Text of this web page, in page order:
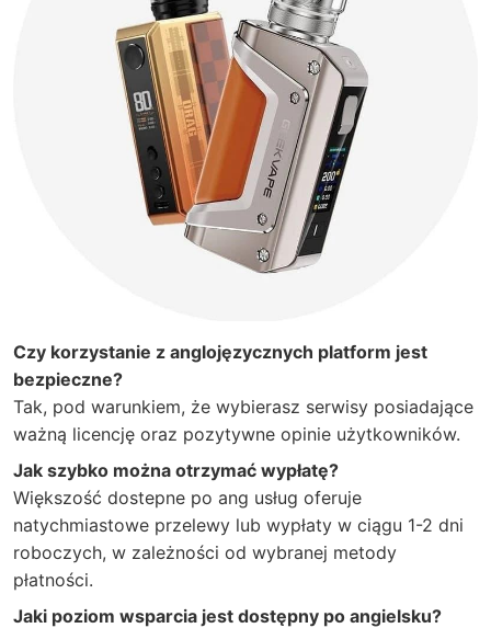
Czy korzystanie z anglojęzycznych platform jest
bezpieczne?
Tak, pod warunkiem, że wybierasz serwisy posiadające
ważną licencję oraz pozytywne opinie użytkowników.
Jak szybko można otrzymać wypłatę?
Większość dostepne po ang usług oferuje
natychmiastowe przelewy lub wypłaty w ciągu 1-2 dni
roboczych, w zależności od wybranej metody
płatności.
Jaki poziom wsparcia jest dostępny po angielsku?